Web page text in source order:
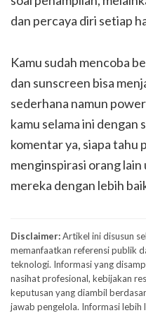
dan percaya diri setiap
Kamu sudah mencoba
dan sunscreen bisa
sederhana namun
kamu selama ini dengan
komentar ya, siapa tahu
menginspirasi orang
mereka dengan lebih
Disclaimer:Artikel ini disusun
memanfaatkan referensi publik
teknologi. Informasi yang
nasihat profesional, kebijakan
keputusan yang diambil
jawab pengelola. Informasi lebih